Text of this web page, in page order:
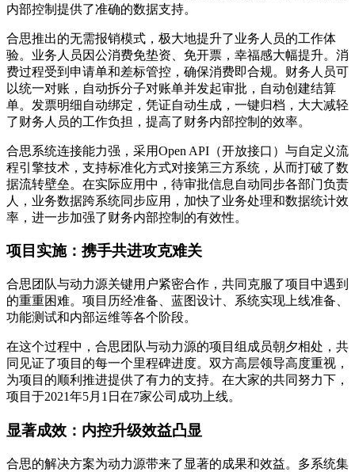
内部控制提供了准确的数据支持。
合思推出的无需报销模式，极大地提升了业务人员的工作体
验。业务人员因公消费免垫资、免开票，幸福感大幅提升。消
费过程受到申请单和差标管控，确保消费即合规。财务人员可
以统一对账，自动拆分子对账单并发起审批，自动创建结算
单。发票明细自动绑定，凭证自动生成，一键归档，大大减轻
了财务人员的工作负担，提高了财务内部控制的效率。
合思系统连接能力强，采用Open API（开放接口）与自定义流
程引擎技术，支持标准化方式对接第三方系统，从而打破了数
据流转壁垒。在实际应用中，待审批信息自动同步各部门负责
人，业务数据跨系统同步应用，加快了业务处理和数据统计效
率，进一步加强了财务内部控制的有效性。
项目实施：携手共进攻克难关
合思团队与动力源关键用户紧密合作，共同克服了项目中遇到
的重重困难。项目历经准备、蓝图设计、系统实现上线准备、
功能测试和内部运维等各个阶段。
在这个过程中，合思团队与动力源的项目组成员朝夕相处，共
同见证了项目的每一个里程碑进度。双方高层领导高度重视，
为项目的顺利推进提供了有力的支持。在大家的共同努力下，
项目于2021年5月1日在7家公司成功上线。
显著成效：内控升级效益凸显
合思的解决方案为动力源带来了显著的成果和效益。多系统集